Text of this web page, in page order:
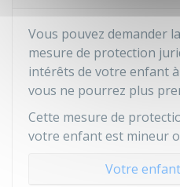
Vous pouvez demander
mesure de protection
intérêts de votre enfant
vous ne pourrez plus
Cette mesure de
votre enfant est mineur
Votre